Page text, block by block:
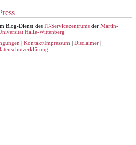
Blog-Dienst des IT-Servicezentrumsder Martin-
Halle-Wittenberg
| Kontakt/Impressum | Disclaimer |